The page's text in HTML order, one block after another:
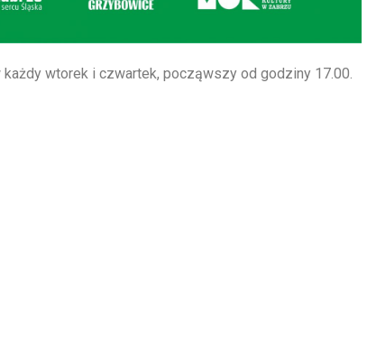
wtorek i czwartek, począwszy od godziny 17.00.